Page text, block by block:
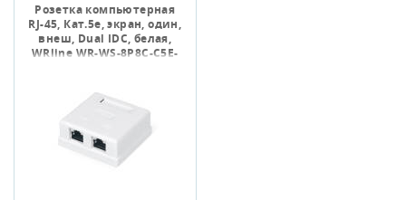
Розетка компьютерная
RJ-45, Кат.5е, экран, один,
внеш, Dual IDC, белая,
WRline WR-WS-8P8C-C5E-